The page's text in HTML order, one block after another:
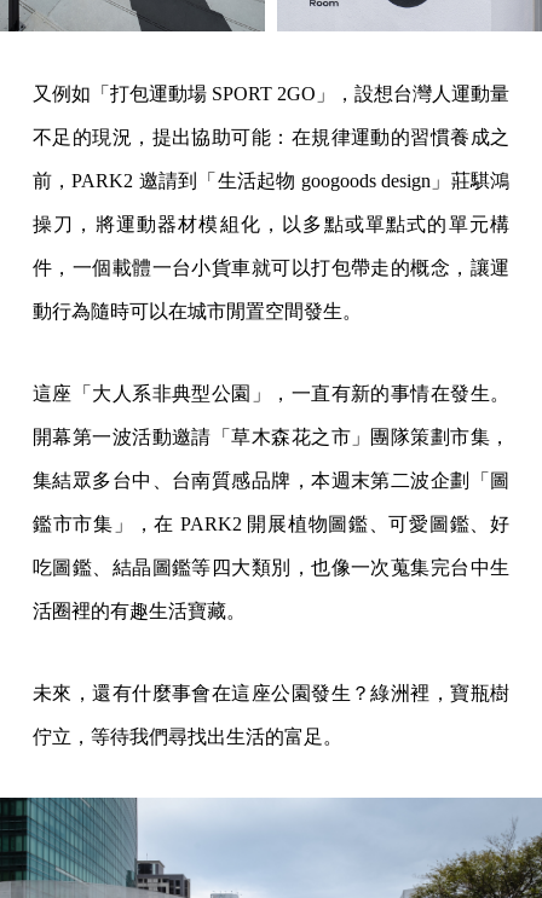
又例如「打包運動場 SPORT 2GO」，設想台灣人運動量
不足的現況，提出協助可能：在規律運動的習慣養成之
前，PARK2 邀請到「生活起物 googoods design」莊騏鴻
操刀，將運動器材模組化，以多點或單點式的單元構
件，一個載體一台小貨車就可以打包帶走的概念，讓運
動行為隨時可以在城市閒置空間發生。
這座「大人系非典型公園」，一直有新的事情在發生。
開幕第一波活動邀請「草木森花之市」團隊策劃市集，
集結眾多台中、台南質感品牌，本週末第二波企劃「圖
鑑市市集」，在 PARK2 開展植物圖鑑、可愛圖鑑、好
吃圖鑑、結晶圖鑑等四大類別，也像一次蒐集完台中生
活圈裡的有趣生活寶藏。
未來，還有什麼事會在這座公園發生？綠洲裡，寶瓶樹
佇立，等待我們尋找出生活的富足。